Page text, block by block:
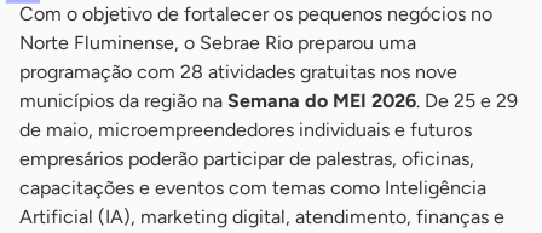
Com o objetivo de fortalecer os pequenos negócios no
Norte Fluminense, o Sebrae Rio preparou uma
programação com 28 atividades gratuitas nos nove
municípios da região na Semana do MEI 2026. De 25 e 29
de maio, microempreendedores individuais e futuros
empresários poderão participar de palestras, oficinas,
capacitações e eventos com temas como Inteligência
Artificial (IA), marketing digital, atendimento, finanças e